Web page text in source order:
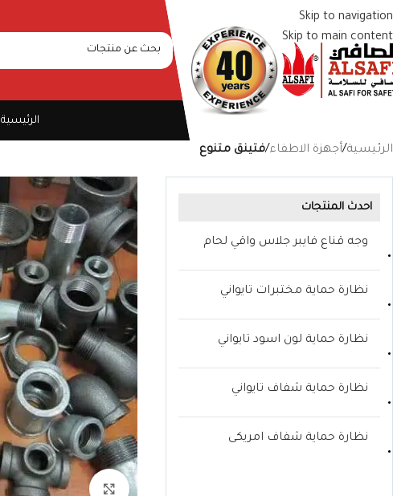
Skip to navigation
Skip to main content
الرئيسية
الرئيسية/أجهزة الاطفاء/فتينق متنوع
احدث المنتجات
وجه قناع فايبر جلاس واقي لحام
نظارة حماية مختبرات تايواني
نظارة حماية لون اسود تايواني
نظارة حماية شفاف تايواني
نظارة حماية شفاف امريكى
Click to enlarge